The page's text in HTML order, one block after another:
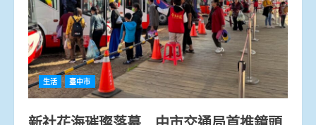
生活 臺中市